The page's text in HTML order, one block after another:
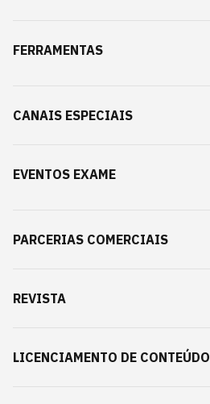
FERRAMENTAS
CANAIS ESPECIAIS
EVENTOS EXAME
PARCERIAS COMERCIAIS
REVISTA
LICENCIAMENTO DE CONTEÚDO